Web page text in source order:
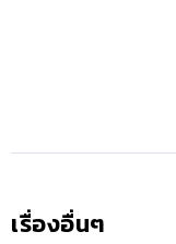
เรื่องอื่นๆ